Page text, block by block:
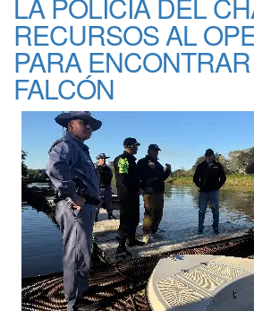
RECURSOS AL
PARA
FALCÓN